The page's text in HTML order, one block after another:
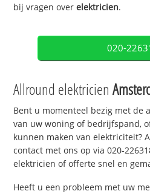
bij vragen overelektricien.
020-
Allround elektricien
Bent u momenteel bezig met de
van uw woning of bedrijfspand,
kunnen maken van elektriciteit?
contact met ons op via 020-
elektricien of offerte snel en
Heeft u een probleem met uw